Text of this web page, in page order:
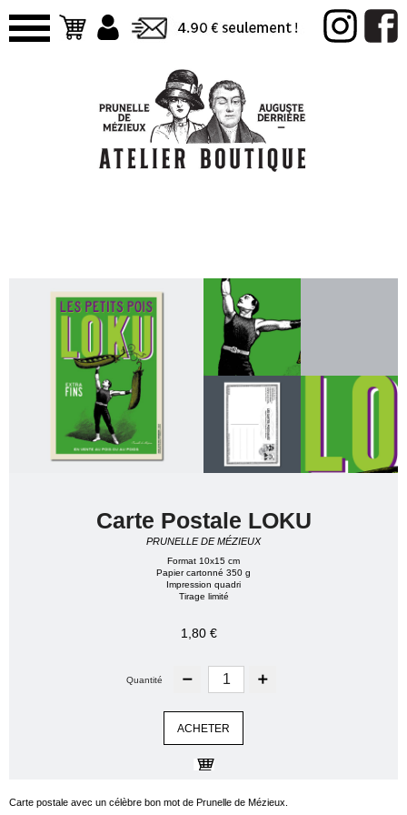
Carte Postale LOKU
PRUNELLE DE MÉZIEUX
Format 10x15 cm
Papier cartonné 350 g
Impression quadri
Tirage limité
1,80 €
Quantité
ACHETER
Carte postale avec un célèbre bon mot de Prunelle de Mézieux.